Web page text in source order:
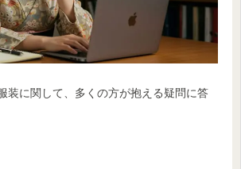
装に関して、多くの方が抱える疑問に答